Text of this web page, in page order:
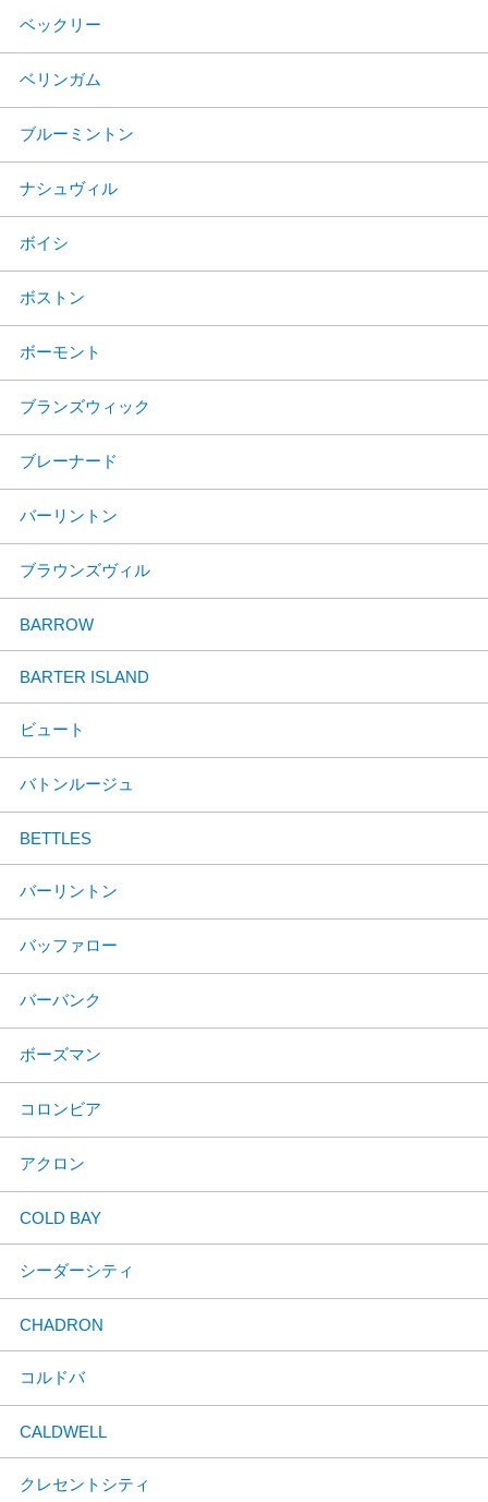
ベックリー
ベリンガム
ブルーミントン
ナシュヴィル
ボイシ
ボストン
ボーモント
ブランズウィック
ブレーナード
バーリントン
ブラウンズヴィル
BARROW
BARTER ISLAND
ビュート
バトンルージュ
BETTLES
バーリントン
バッファロー
バーバンク
ボーズマン
コロンビア
アクロン
COLD BAY
シーダーシティ
CHADRON
コルドバ
CALDWELL
クレセントシティ